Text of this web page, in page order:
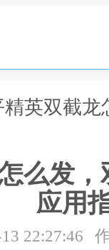
精英双截
么发
应用
22:27:46